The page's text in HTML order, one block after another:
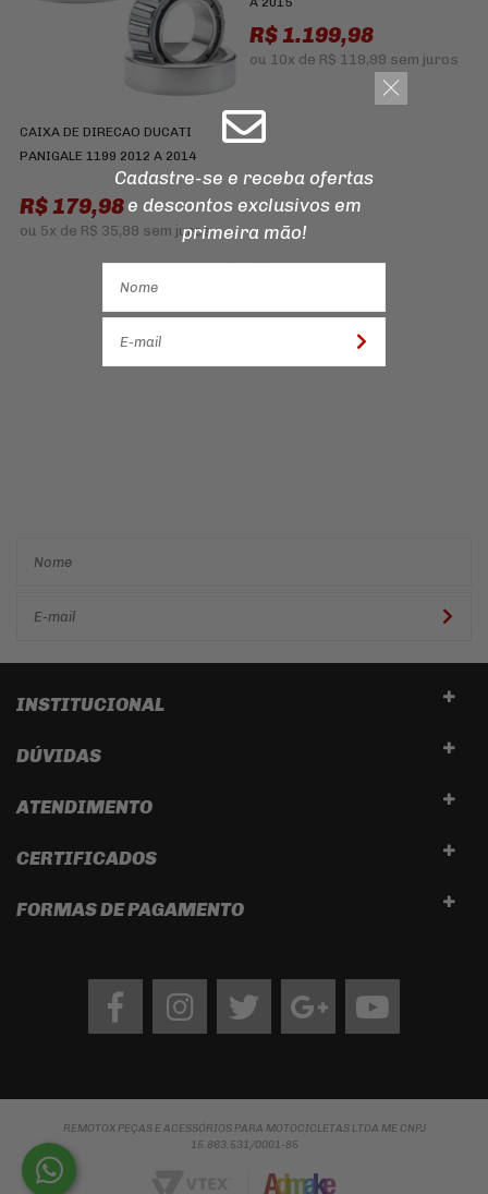
CAIXA DE DIRECAO DUCATI
PANIGALE 1199 2012 A 2014
R$ 179,98
ou 5x de R$ 35,99 sem juros
R$ 1.199,98
ou 10x de R$ 119,99 sem juros
INSTITUCIONAL
DÚVIDAS
ATENDIMENTO
CERTIFICADOS
FORMAS DE PAGAMENTO
FacebookInstagram twitter googleYoutube
REMOTOX PEÇAS E ACESSÓRIOS PARA MOTOCICLETAS LTDA ME CNPJ
15.863.531/0001-85
Cadastre-se e receba ofertas
e descontos exclusivos em
primeira mão!